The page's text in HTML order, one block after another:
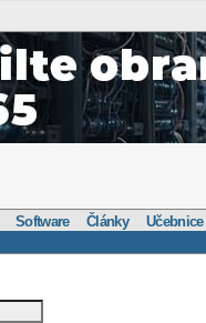
Software Články Učebnice